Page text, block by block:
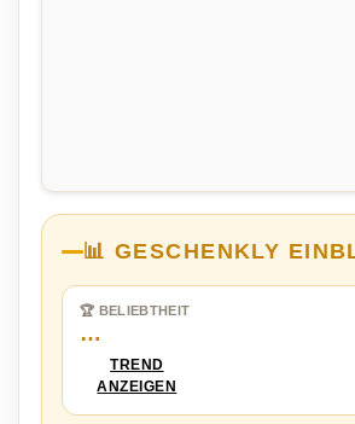
📊 GESCHENKLY
🏆 BELIEBTHEIT
…
TREND
ANZEIGEN